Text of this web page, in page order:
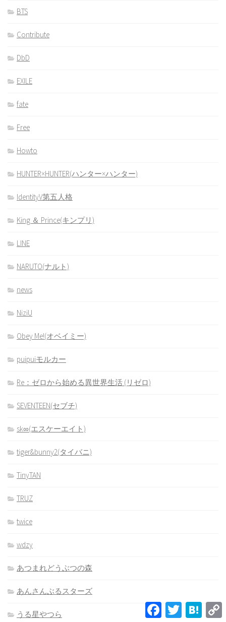
BTS
Contribute
DbD
EXILE
fate
Free
Howto
HUNTER×HUNTER(ハンター×ハンター)
IdentityV第五人格
King ＆ Prince(キンプリ)
LINE
NARUTO(ナルト)
news
NiziU
Obey Me!(オベイミー)
puipuiモルカー
Re：ゼロから始める異世界生活 (リゼロ)
SEVENTEEN(セブチ)
sk∞(エスケーエイト)
tiger&bunny2(タイバニ)
TinyTAN
TRUZ
twice
wdzy
あつまれどうぶつの森
あんさんぶるスターズ
うる星やつら
FacebookTwitter Hatena